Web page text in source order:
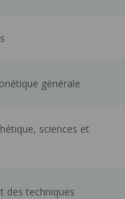
générale
sciences et
des techniques